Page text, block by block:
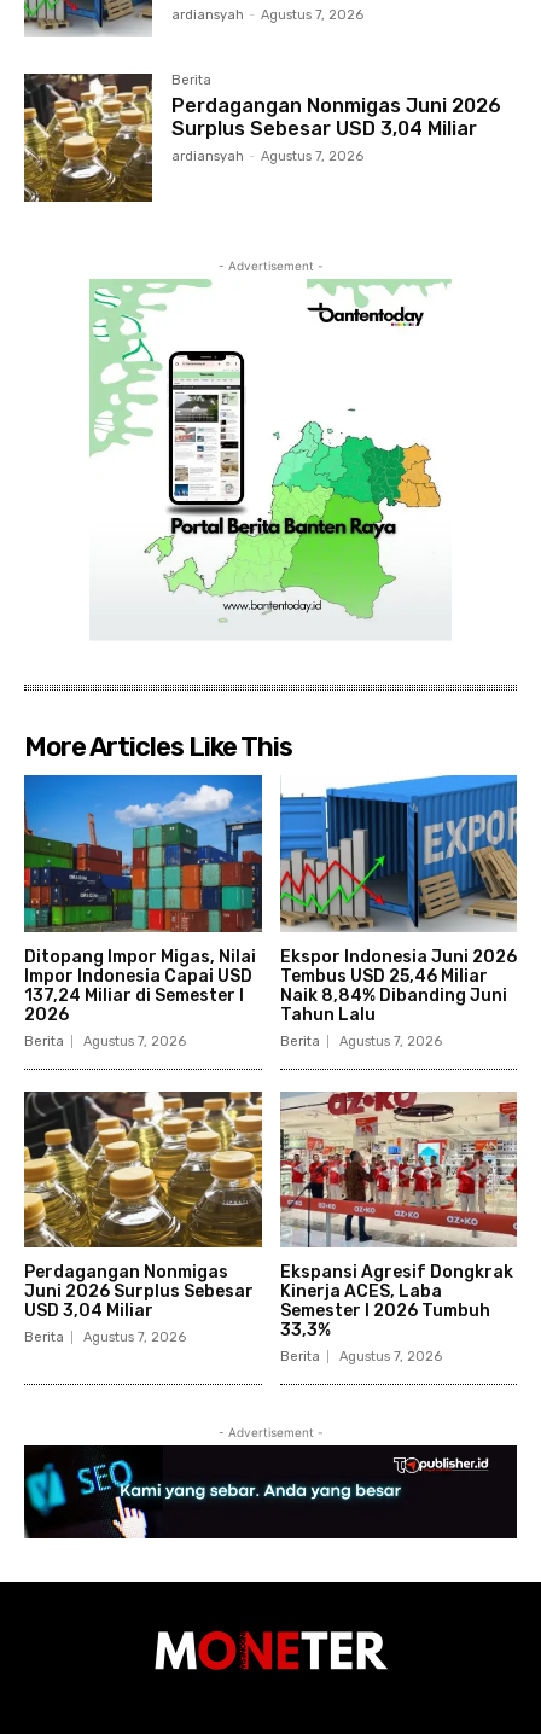
ardiansyah - Agustus 7, 2026
Berita
Perdagangan Nonmigas Juni 2026
Surplus Sebesar USD 3,04 Miliar
ardiansyah - Agustus 7, 2026
- Advertisement -
More Articles Like This
Ditopang Impor Migas, Nilai
Impor Indonesia Capai USD
137,24 Miliar di Semester I
2026
Berita Agustus 7, 2026
Ekspor Indonesia Juni 2026
Tembus USD 25,46 Miliar
Naik 8,84% Dibanding Juni
Tahun Lalu
Berita Agustus 7, 2026
Perdagangan Nonmigas
Juni 2026 Surplus Sebesar
USD 3,04 Miliar
Berita Agustus 7, 2026
Ekspansi Agresif Dongkrak
Kinerja ACES, Laba
Semester I 2026 Tumbuh
33,3%
Berita Agustus 7, 2026
- Advertisement -